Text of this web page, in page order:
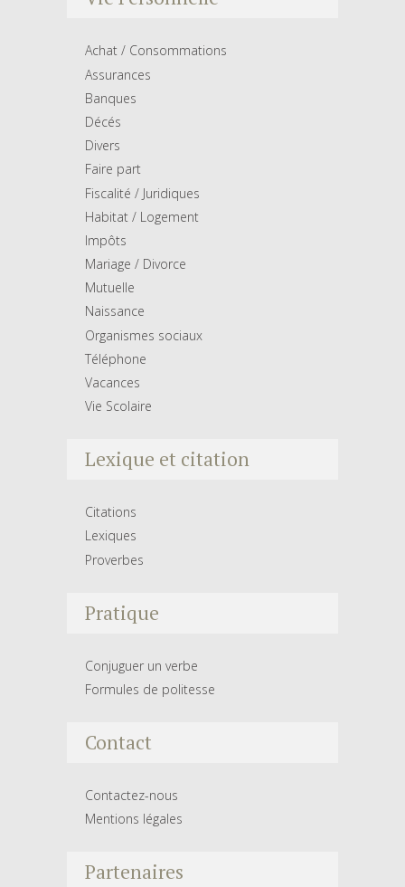
Achat / Consommations
Assurances
Banques
Décés
Divers
Faire part
Fiscalité / Juridiques
Habitat / Logement
Impôts
Mariage / Divorce
Mutuelle
Naissance
Organismes sociaux
Téléphone
Vacances
Vie Scolaire
Lexique et citation
Citations
Lexiques
Proverbes
Pratique
Conjuguer un verbe
Formules de politesse
Contact
Contactez-nous
Mentions légales
Partenaires